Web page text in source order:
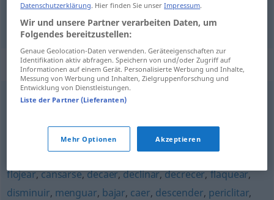
sichabschwächen debilitarse(≈ disminuir)
Synonyme für "debilitarse"
madrearse,ahilarse
,desanimarse deprimirse,abatirse
desalentarse,descorazonarse,enflaquecer,fatigarse
flojear,cansarse,decaer,declinar,decrecer,flaquear,
disminuir, menguar, bajar, caer, descender, periclitar,
Datenschutzerklärung. Hier finden Sie unserImpressum.
Wir und unsere Partner verarbeiten Daten, um
Folgendes bereitzustellen:
Genaue Geolocation-Daten verwenden. Geräteeigenschaften zur
Identifikation aktiv abfragen. Speichern von und/oder Zugriff auf
Informationen auf einem Gerät. Personalisierte Werbung und Inhalte,
Messung von Werbung und Inhalten, Zielgruppenforschung und
Entwicklung von Dienstleistungen.
Liste der Partner (Lieferanten)
Mehr Optionen Akzeptieren